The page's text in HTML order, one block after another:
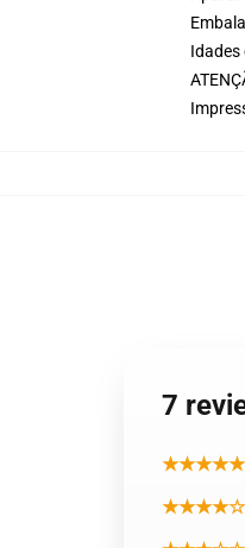
Idades
7
★★★★★
★★★★☆